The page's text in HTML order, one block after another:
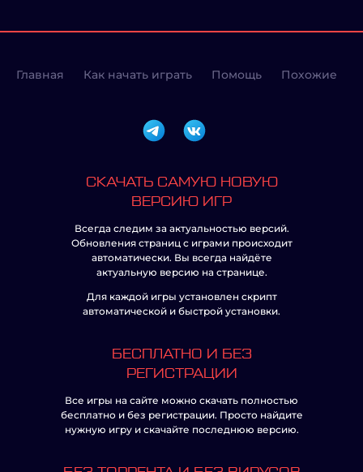
Главная Как начать играть Помощь Похожие
СКАЧАТЬ САМУЮ НОВУЮ
ВЕРСИЮ ИГР
Всегда следим за актуальностью версий.
Обновления страниц с играми происходит
автоматически. Вы всегда найдёте
актуальную версию на странице.
Для каждой игры установлен скрипт
автоматической и быстрой установки.
БЕСПЛАТНО И БЕЗ
РЕГИСТРАЦИИ
Все игры на сайте можно скачать полностью
бесплатно и без регистрации. Просто найдите
нужную игру и скачайте последнюю версию.